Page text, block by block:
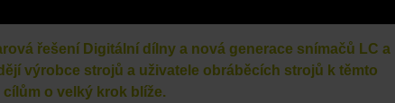
řešení Digitální dílny a nová generace snímačů LC a
výrobce strojů a uživatele obráběcích strojů k těmto
cílům o velký krok blíže.